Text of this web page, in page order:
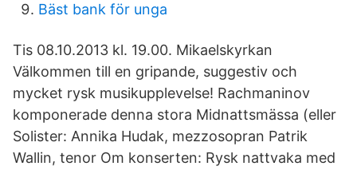
Bäst bank för unga
Tis 08.10.2013 kl. 19.00. Mikaelskyrkan
Välkommen till en gripande, suggestiv och
mycket rysk musikupplevelse! Rachmaninov
komponerade denna stora Midnattsmässa (eller
Solister: Annika Hudak, mezzosopran Patrik
Wallin, tenor Om konserten: Rysk nattvaka med